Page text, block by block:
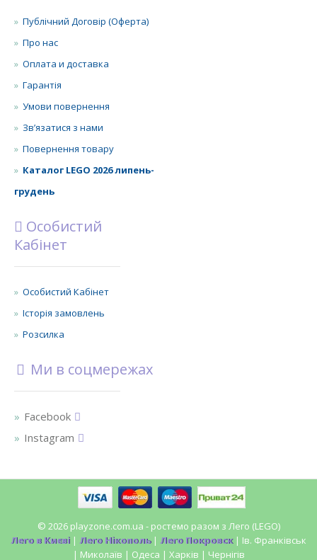
Публічний Договір (Оферта)
Про нас
Оплата и доставка
Гарантія
Умови повернення
Зв’язатися з нами
Повернення товару
Каталог LEGO 2026 липень-
грудень
Особистий
Кабінет
Особистий Кабінет
Історія замовлень
Розсилка
Ми в соцмережах
Facebook
Instagram
© 2026 playzone.com.ua - ростемо разом з Лего (LEGO)
Лего в Києві | Лего Нікополь| Лего Покровск| Ів. Франківськ
| Миколаїв | Одеса | Харків | Чернігів